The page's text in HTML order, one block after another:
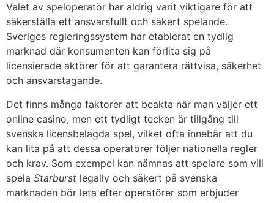
Valet av speloperatör har aldrig varit viktigare för att
säkerställa ett ansvarsfullt och säkert spelande.
Sveriges regleringssystem har etablerat en tydlig
marknad där konsumenten kan förlita sig på
licensierade aktörer för att garantera rättvisa, säkerhet
och ansvarstagande.
Det finns många faktorer att beakta när man väljer ett
online casino, men ett tydligt tecken är tillgång till
svenska licensbelagda spel, vilket ofta innebär att du
kan lita på att dessa operatörer följer nationella regler
och krav. Som exempel kan nämnas att spelare som vill
spela Starburst legally och säkert på svenska
marknaden bör leta efter operatörer som erbjuder